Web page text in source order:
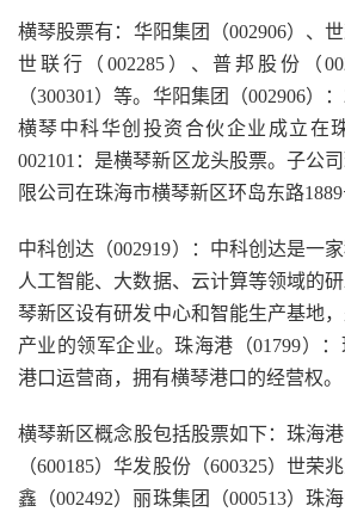
横琴股票有：华阳集团（002906）、世
世联行（002285）、普邦股份（
（300301）等。华阳集团（002906）
横琴中科华创投资合伙企业成立在
002101：是横琴新区龙头股票。子公
限公司在珠海市横琴新区环岛东路1889
中科创达（002919）：中科创达是一
人工智能、大数据、云计算等领域的
琴新区设有研发中心和智能生产基地
产业的领军企业。珠海港（01799）
港口运营商，拥有横琴港口的经营权。
横琴新区概念股包括股票如下：珠海
（600185）华发股份（600325）世荣
鑫（002492）丽珠集团（000513）珠